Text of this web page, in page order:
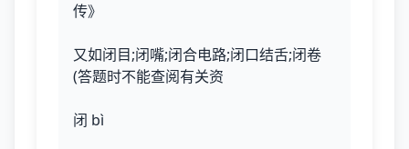
传》
又如闭目;闭嘴;闭合电路;闭口结舌;闭卷
(答题时不能查阅有关资
闭 bì